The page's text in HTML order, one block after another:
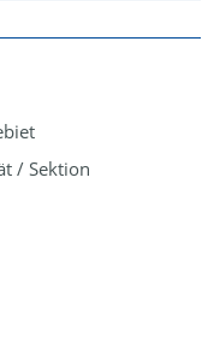
/ Sektion